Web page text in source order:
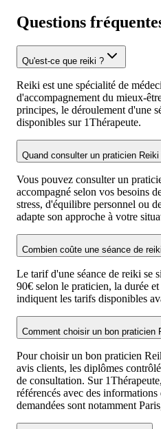
Questions
Qu'est-ce que reiki ?
Reiki est une spécialité de
d'accompagnement du mieux-
principes, le déroulement d'une
disponibles sur 1Thérapeute.
Quand consulter un praticien Reiki
Vous pouvez consulter un
accompagné selon vos besoins
stress, d'équilibre personnel ou
adapte son approche à votre
Combien coûte une séance de
Le tarif d'une séance de reiki se
90€ selon le praticien, la durée
indiquent les tarifs disponibles
Comment choisir un bon praticien
Pour choisir un bon praticien
avis clients, les diplômes
de consultation. Sur
référencés avec des
demandées sont notamment